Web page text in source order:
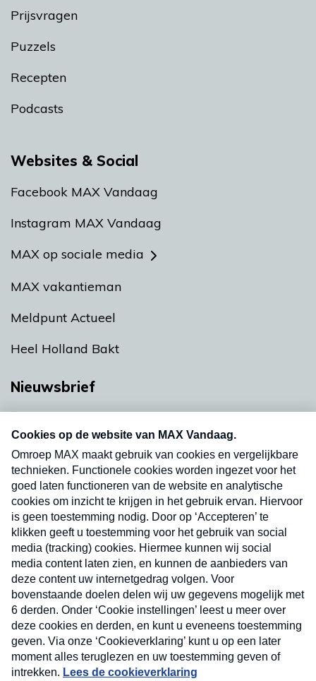
Prijsvragen
Puzzels
Recepten
Podcasts
Websites & Social
Facebook MAX Vandaag
Instagram MAX Vandaag
MAX op sociale media
MAX vakantieman
Meldpunt Actueel
Heel Holland Bakt
Nieuwsbrief
nieuwsbrief. Elke vrijdag- en dinsdagochtend in
uw mailbox.
Verzend
Nieuwsbrief
Neem hier een gratis abonnement op onze
nieuwsbrief. Elke vrijdag- en dinsdagochtend in uw